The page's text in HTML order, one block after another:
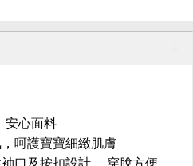
安心面料
呵護寶寶細緻肌膚
口及按扣設計， 穿脫方便